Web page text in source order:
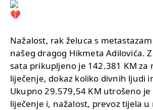
Nažalost, rak želuca s
našeg dragog Hikmeta Adilovića.
sata prikupljeno je 142.381 KM za
liječenje, dokaz koliko divnih ljudi
Ukupno 29.579,54 KM utrošeno
liječenje i, nažalost, prevoz tijela u